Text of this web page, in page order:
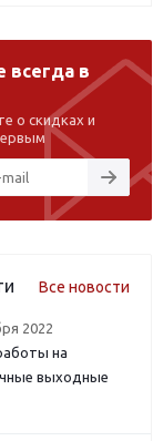
всегда в
о скидках и
Все новости
2022
на
выходные